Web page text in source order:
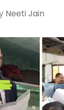
Neeti Jain